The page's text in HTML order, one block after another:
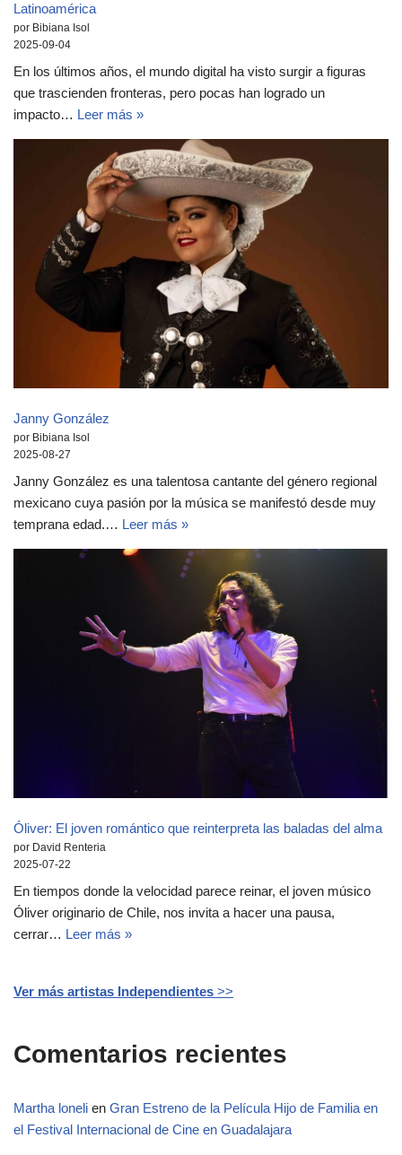
Latinoamérica
por Bibiana Isol
2025-09-04
En los últimos años, el mundo digital ha visto surgir a figuras
que trascienden fronteras, pero pocas han logrado un
impacto… Leer más »
Janny González
por Bibiana Isol
2025-08-27
Janny González es una talentosa cantante del género regional
mexicano cuya pasión por la música se manifestó desde muy
temprana edad.… Leer más »
Óliver: El joven romántico que reinterpreta las baladas del alma
por David Renteria
2025-07-22
En tiempos donde la velocidad parece reinar, el joven músico
Óliver originario de Chile, nos invita a hacer una pausa,
cerrar… Leer más »
Ver más artistas Independientes >>
Comentarios recientes
Martha loneli en Gran Estreno de la Película Hijo de Familia en
el Festival Internacional de Cine en Guadalajara